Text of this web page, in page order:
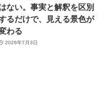
ない。事実と解釈を区別
るだけで、見える景色が
わる
2026年7月3日